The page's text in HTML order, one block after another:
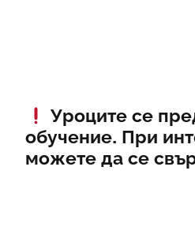
Уроците се
обучение. При
можете да се